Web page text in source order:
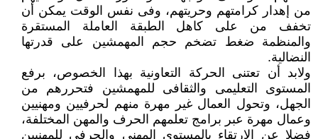
من إهدار كرامتهم وحريتهم، وفى نفس الوقت يمكن أن
تخفف من على كاهل الطبقة العاملة المستقرة
والمنظمة ضغط تضخم حجم المهمشين على قدرتها
النضالية.
ولابد أن تعتنى الحركة التعاونية بهذا الخصوص، برفع
المستوى التعليمى والثقافى للمهمشين فتحررهم من
الجهل، وتحول العمال غير مهرة منهم لحرفيين ومهنيين
وعمال مهرة عبر برامج تعلمهم الحرف والمهن المختلفة،
فضلا عن الارتقاء بالمستوى المهنى والحرفى للمهنيين